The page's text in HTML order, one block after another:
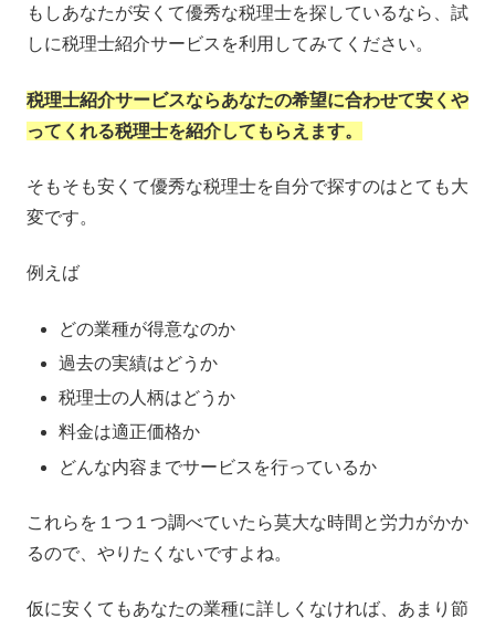
もしあなたが安くて優秀な税理士を探しているなら、試
しに税理士紹介サービスを利用してみてください。
税理士紹介サービスならあなたの希望に合わせて安くや
ってくれる税理士を紹介してもらえます。
そもそも安くて優秀な税理士を自分で探すのはとても大
変です。
例えば
どの業種が得意なのか
過去の実績はどうか
税理士の人柄はどうか
料金は適正価格か
どんな内容までサービスを行っているか
これらを１つ１つ調べていたら莫大な時間と労力がかか
るので、やりたくないですよね。
仮に安くてもあなたの業種に詳しくなければ、あまり節